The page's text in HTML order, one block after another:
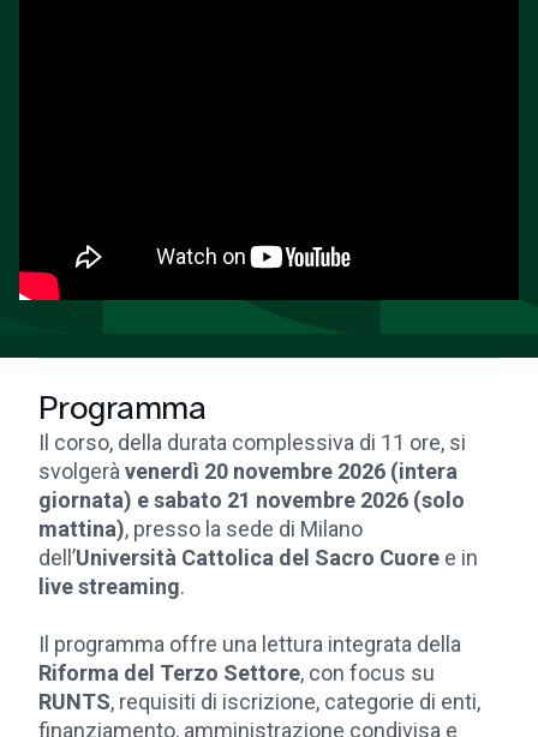
Programma
Il corso, della durata complessiva di 11 ore, si
svolgerà venerdì 20 novembre 2026 (intera
giornata) e sabato 21 novembre 2026 (solo
mattina), presso la sede di Milano
dell’Università Cattolica del Sacro Cuore e in
live streaming.
Il programma offre una lettura integrata della
Riforma del Terzo Settore, con focus su
RUNTS, requisiti di iscrizione, categorie di enti,
finanziamento, amministrazione condivisa e